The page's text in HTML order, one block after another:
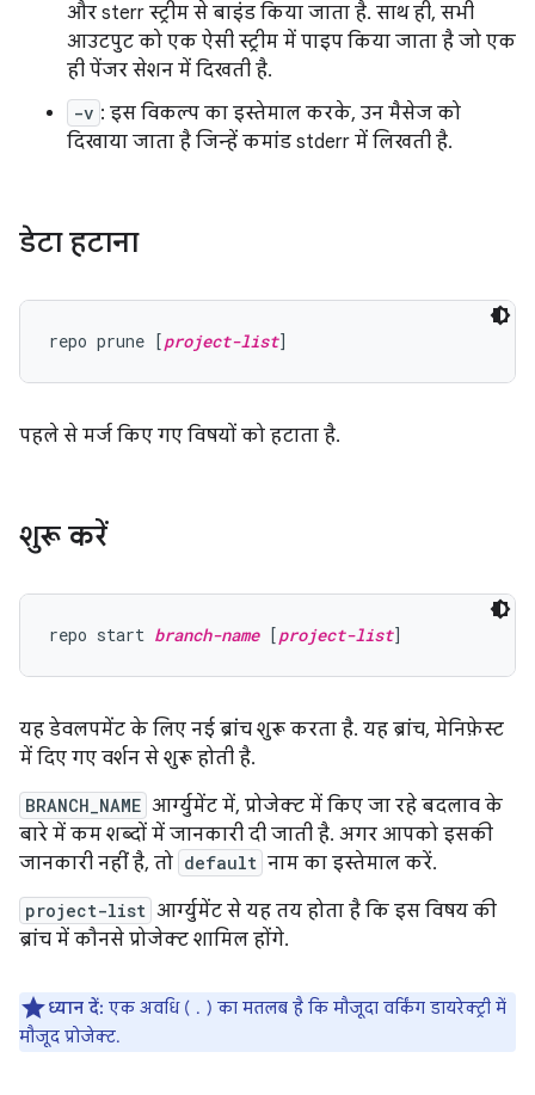
और sterr स्ट्रीम से बाइंड किया जाता है. साथ ही, सभी
आउटपुट को एक ऐसी स्ट्रीम में पाइप किया जाता है जो एक
ही पेंजर सेशन में दिखती है.
-v : इस विकल्प का इस्तेमाल करके, उन मैसेज को
दिखाया जाता है जिन्हें कमांड stderr में लिखती है.
डेटा हटाना
repo prune [project-list
पहले से मर्ज किए गए विषयों को हटाता है.
शुरू करें
repo start branch-name [project-list
यह डेवलपमेंट के लिए नई ब्रांच शुरू करता है. यह ब्रांच, मेनिफ़ेस्ट
में दिए गए वर्शन से शुरू होती है.
BRANCH_NAME आर्ग्युमेंट में, प्रोजेक्ट में किए जा रहे बदलाव के
बारे में कम शब्दों में जानकारी दी जाती है. अगर आपको इसकी
जानकारी नहीं है, तो default नाम का इस्तेमाल करें.
project-list आर्ग्युमेंट से यह तय होता है कि इस विषय की
ब्रांच में कौनसे प्रोजेक्ट शामिल होंगे.
ध्यान दें: एक अवधि ( . ) का मतलब है कि मौजूदा वर्किंग डायरेक्ट्री में
मौजूद प्रोजेक्ट.